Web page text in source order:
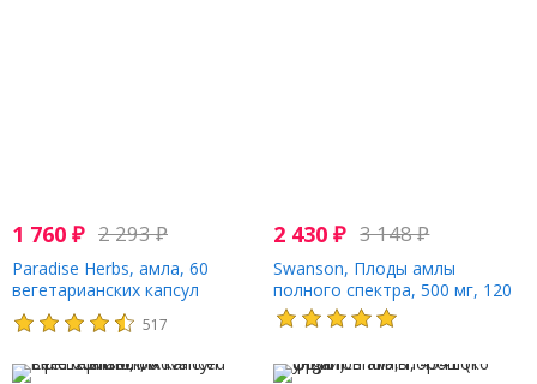
1 760 ₽ 2 293₽
Paradise Herbs, амла, 60
вегетарианских капсул
517
2 430₽ 3 148₽
Swanson, Плоды амлы
полного спектра, 500 мг, 120
капсул